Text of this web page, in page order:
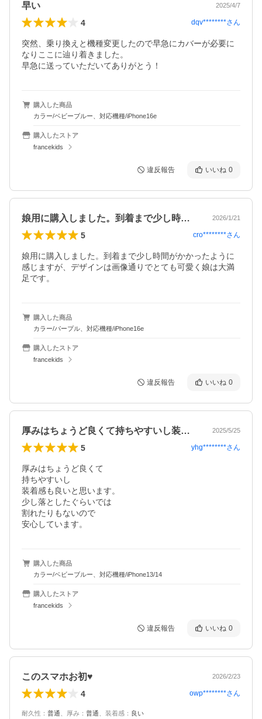
早い 2025/4/7
4 dqv********さん
突然、乗り換えと機種変更したので早急にカバーが必要に
なりここに辿り着きました。
早急に送っていただいてありがとう！
購入した商品
カラー/ベビーブルー、対応機種/iPhone16e
購入したストア
francekids
違反報告 いいね 0
娘用に購入しました。到着まで少し時間が… 2026/1/21
5 cro********さん
娘用に購入しました。到着まで少し時間がかかったように
感じますが、デザインは画像通りでとても可愛く娘は大満
足です。
購入した商品
カラー/パープル、対応機種/iPhone16e
購入したストア
francekids
違反報告 いいね 0
厚みはちょうど良くて持ちやすいし装着感… 2025/5/25
5 yhg********さん
厚みはちょうど良くて
持ちやすいし
装着感も良いと思います。
少し落としたぐらいでは
割れたりもないので
安心しています。
購入した商品
カラー/ベビーブルー、対応機種/iPhone13/14
購入したストア
francekids
違反報告 いいね 0
このスマホお初♥️ 2026/2/23
4 owp********さん
耐久性 ： 普通 厚み ： 普通 装着感 ： 良い